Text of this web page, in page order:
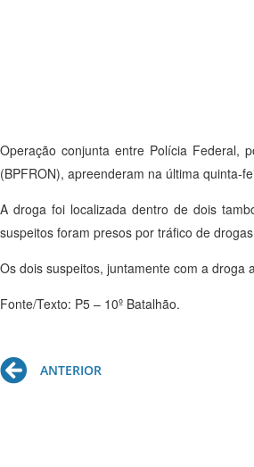
Operação conjunta entre Polícia Federal,
(BPFRON), apreenderam na última quinta-
A droga foi localizada dentro de dois
suspeitos foram presos por tráfico de
Os dois suspeitos, juntamente com a
Fonte/Texto: P5 – 10º Batalhão.
Prev
ANTERIOR